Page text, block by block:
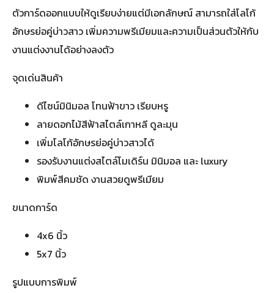
ตัวการ์ดออกแบบให้ดูเรียบง่ายแต่มีเอกลักษณ์ สามารถใส่โลโก้
อักษรย่อคู่บ่าวสาว เพิ่มความพรีเมียมและความเป็นส่วนตัวให้กับ
งานแต่งงานได้อย่างลงตัว
จุดเด่นสินค้า
ดีไซน์มินิมอล โทนฟ้าขาว เรียบหรู
ลายดอกไม้สีฟ้าสไตล์เกาหลี ดูละมุน
เพิ่มโลโก้อักษรย่อคู่บ่าวสาวได้
รองรับงานแต่งสไตล์โมเดิร์น มินิมอล และ luxury
พิมพ์สีคมชัด งานสวยดูพรีเมียม
ขนาดการ์ด
4x6 นิ้ว
5x7 นิ้ว
รูปแบบการพิมพ์